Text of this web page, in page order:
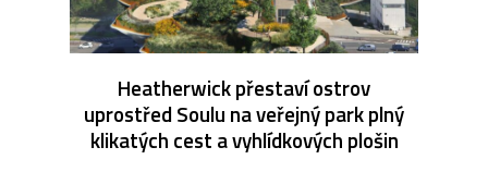
Heatherwick přestaví ostrov
uprostřed Soulu na veřejný park plný
klikatých cest a vyhlídkových plošin